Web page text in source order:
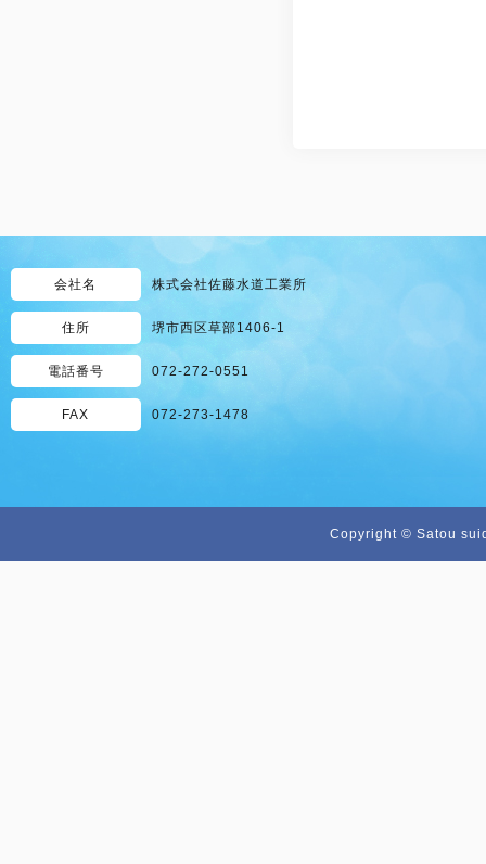
会社名 株式会社佐藤水道工業所
住所 堺市西区草部1406-1
電話番号 072-272-0551
FAX 072-273-1478
Copyright © Satou